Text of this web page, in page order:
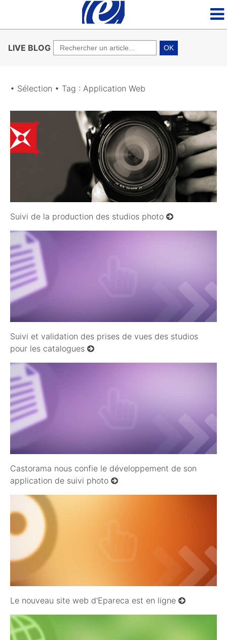
LIVE BLOG OK
• Sélection • Tag : Application Web
30/05/2011
Suivi de la production des studios photo
04/09/2010
Suivi et validation des prises de vues des studios
pour les catalogues
11/09/2010
Castorama nous confie le développement de son
application de suivi photo
03/06/2009
Le nouveau site web d'Epareca est en ligne
27/01/2009